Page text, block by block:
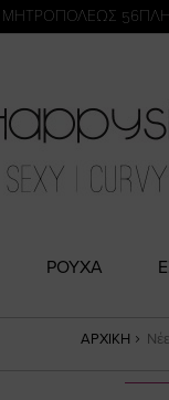
56
ΡΟΥΧΑ
ΑΡΧΙΚΉ